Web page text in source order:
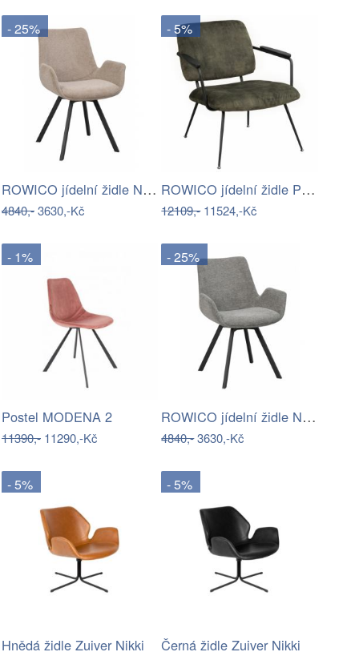
- 25%
ROWICO jídelní židle NORWELL béžová
4840,-3630,-Kč
- 5%
ROWICO jídelní židle PRESCOTT zelená
12109,-11524,-Kč
- 1%
Postel MODENA 2
11390,- 11290,-Kč
- 25%
ROWICO jídelní židle NORWELL šedá
4840,-3630,-Kč
- 5%
Hnědá židle Zuiver Nikki
- 5%
Černá židle Zuiver Nikki